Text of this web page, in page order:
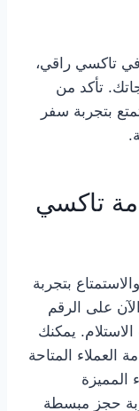
تاكسي راقي،
تأكد من
بتجربة سفر
تاكسي
بتجربة
على الرقم
الاستلام. يمكنك
المتاحة
المميزة
حجز مبسطة